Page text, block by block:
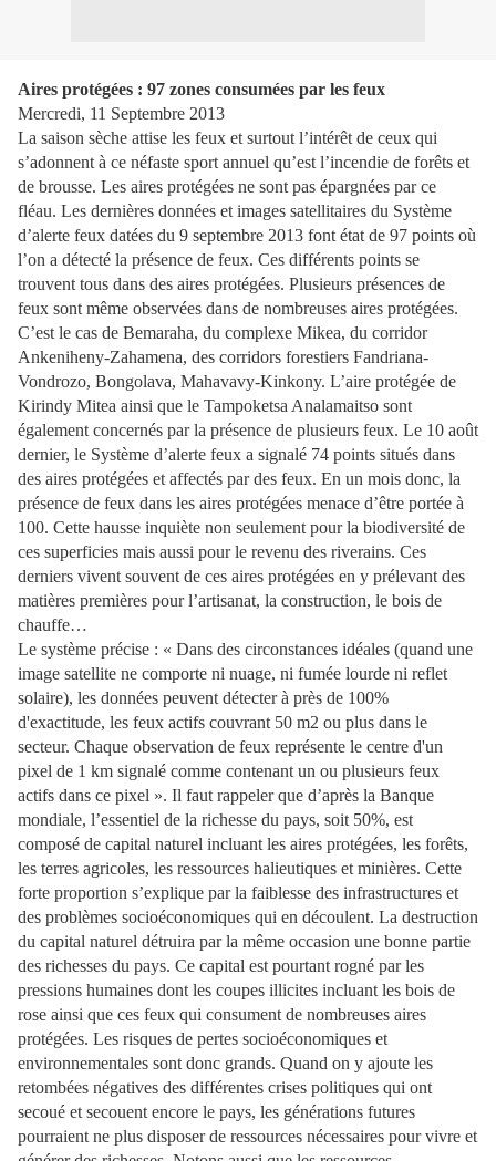
Aires protégées : 97 zones consumées par les feux
Mercredi, 11 Septembre 2013
La saison sèche attise les feux et surtout l’intérêt de ceux qui
s’adonnent à ce néfaste sport annuel qu’est l’incendie de forêts et
de brousse. Les aires protégées ne sont pas épargnées par ce
fléau. Les dernières données et images satellitaires du Système
d’alerte feux datées du 9 septembre 2013 font état de 97 points où
l’on a détecté la présence de feux. Ces différents points se
trouvent tous dans des aires protégées. Plusieurs présences de
feux sont même observées dans de nombreuses aires protégées.
C’est le cas de Bemaraha, du complexe Mikea, du corridor
Ankeniheny-Zahamena, des corridors forestiers Fandriana-
Vondrozo, Bongolava, Mahavavy-Kinkony. L’aire protégée de
Kirindy Mitea ainsi que le Tampoketsa Analamaitso sont
également concernés par la présence de plusieurs feux. Le 10 août
dernier, le Système d’alerte feux a signalé 74 points situés dans
des aires protégées et affectés par des feux. En un mois donc, la
présence de feux dans les aires protégées menace d’être portée à
100. Cette hausse inquiète non seulement pour la biodiversité de
ces superficies mais aussi pour le revenu des riverains. Ces
derniers vivent souvent de ces aires protégées en y prélevant des
matières premières pour l’artisanat, la construction, le bois de
chauffe…
Le système précise : « Dans des circonstances idéales (quand une
image satellite ne comporte ni nuage, ni fumée lourde ni reflet
solaire), les données peuvent détecter à près de 100%
d'exactitude, les feux actifs couvrant 50 m2 ou plus dans le
secteur. Chaque observation de feux représente le centre d'un
pixel de 1 km signalé comme contenant un ou plusieurs feux
actifs dans ce pixel ». Il faut rappeler que d’après la Banque
mondiale, l’essentiel de la richesse du pays, soit 50%, est
composé de capital naturel incluant les aires protégées, les forêts,
les terres agricoles, les ressources halieutiques et minières. Cette
forte proportion s’explique par la faiblesse des infrastructures et
des problèmes socioéconomiques qui en découlent. La destruction
du capital naturel détruira par la même occasion une bonne partie
des richesses du pays. Ce capital est pourtant rogné par les
pressions humaines dont les coupes illicites incluant les bois de
rose ainsi que ces feux qui consument de nombreuses aires
protégées. Les risques de pertes socioéconomiques et
environnementales sont donc grands. Quand on y ajoute les
retombées négatives des différentes crises politiques qui ont
secoué et secouent encore le pays, les générations futures
pourraient ne plus disposer de ressources nécessaires pour vivre et